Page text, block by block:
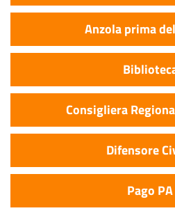
Anzola prima
Consigliera
Difensore
Pago PA